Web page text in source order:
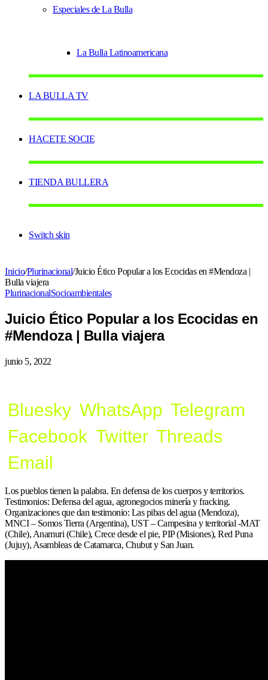
Especiales de La Bulla
La Bulla Latinoamericana
LA BULLA TV
HACETE SOCIE
TIENDA BULLERA
Switch skin
Inicio/Plurinacional/Juicio Ético Popular a los Ecocidas en #Mendoza |
Bulla viajera
PlurinacionalSocioambientales
Juicio Ético Popular a los Ecocidas en
#Mendoza | Bulla viajera
junio 5, 2022
Bluesky WhatsApp Telegram
Facebook Twitter Threads
Email
Los pueblos tienen la palabra. En defensa de los cuerpos y territorios.
Testimonios: Defensa del agua, agronegocios minería y fracking.
Organizaciones que dan testimonio: Las pibas del agua (Mendoza),
MNCI – Somos Tierra (Argentina), UST – Campesina y territorial -MAT
(Chile), Anamuri (Chile), Crece desde el pie, PIP (Misiones), Red Puna
(Jujuy), Asambleas de Catamarca, Chubut y San Juan.